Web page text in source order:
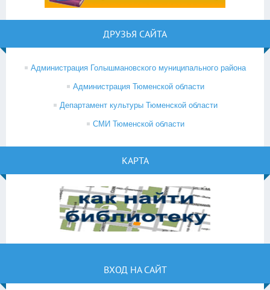
ДРУЗЬЯ САЙТА
Администрация Голышмановского муниципального района
Администрация Тюменской области
Департамент культуры Тюменской области
СМИ Тюменской области
КАРТА
ВХОД НА САЙТ